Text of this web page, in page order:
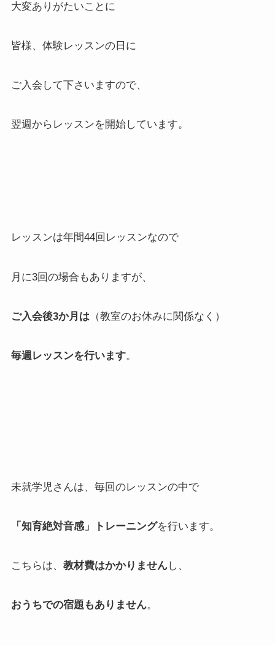
大変ありがたいことに
皆様、体験レッスンの日に
ご入会して下さいますので、
翌週からレッスンを開始しています。
レッスンは年間44回レッスンなので
月に3回の場合もありますが、
ご入会後3か月は （教室のお休みに関係なく）
毎週レッスンを行います。
未就学児さんは、毎回のレッスンの中で
「知育絶対音感」トレーニングを行います。
こちらは、 教材費はかかりませんし、
おうちでの宿題もありません。